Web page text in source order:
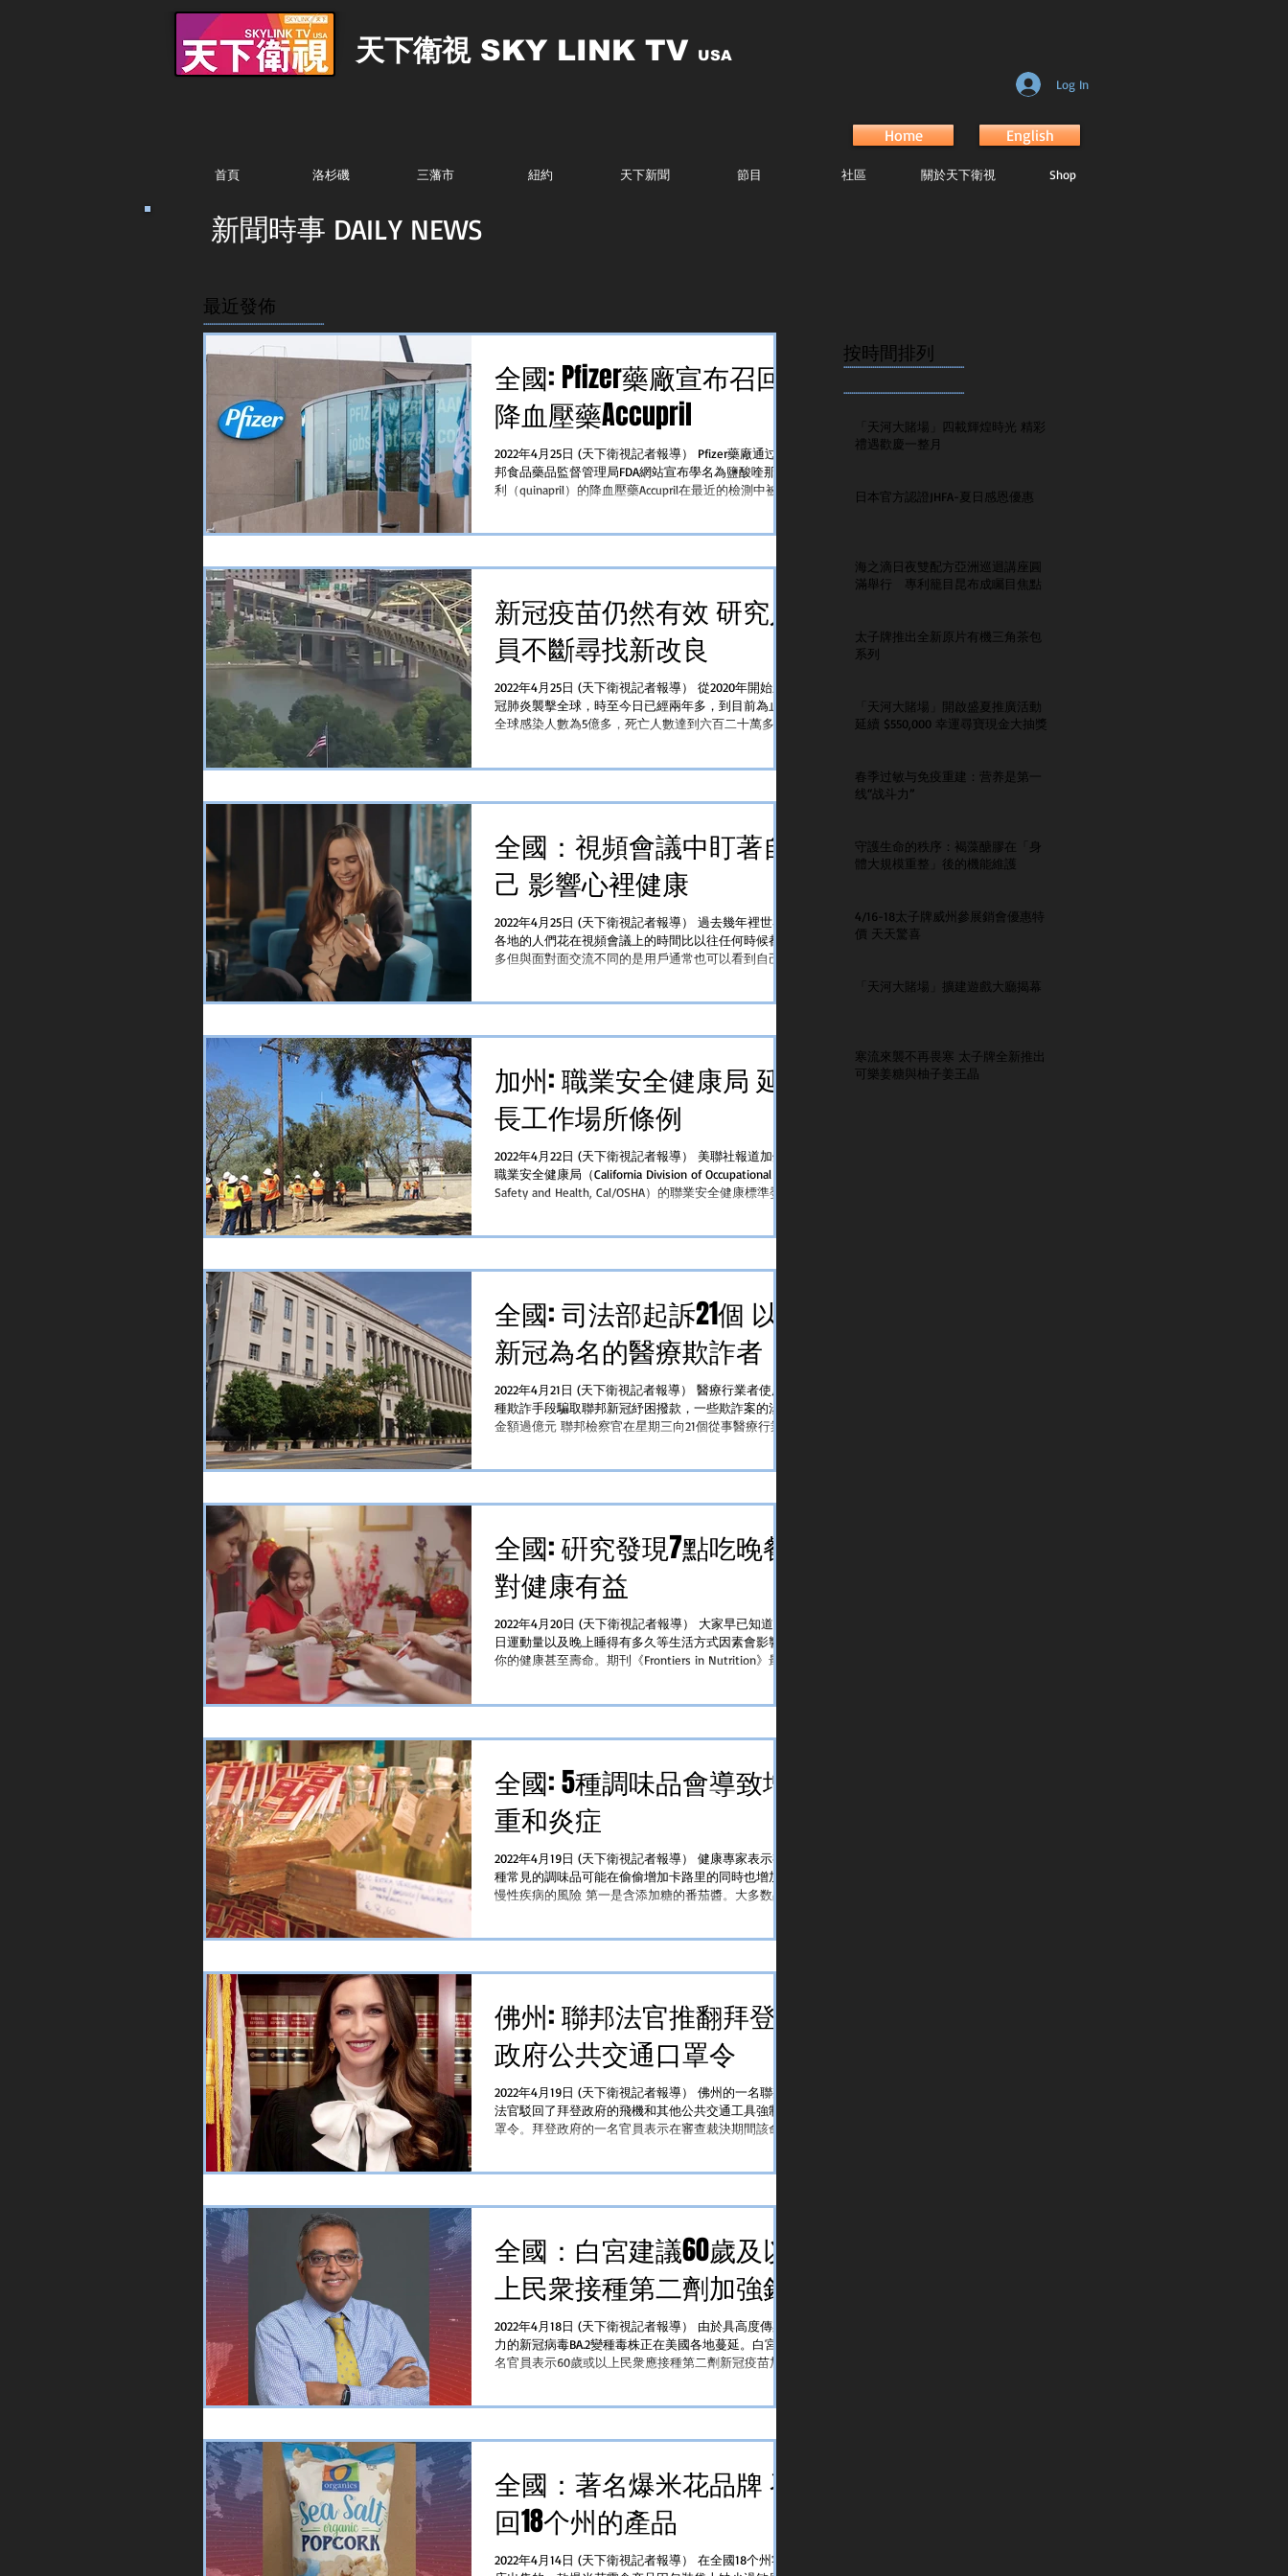
天下衛視SKY LINK TV USA
Log In
Home English
首頁 洛杉磯 三藩市 紐約 天下新聞 節目 社區 關於天下衛視 Shop
新聞時事 DAILY NEWS
最近發佈
...............................................................
全國: Pfizer藥廠宣布召回
降血壓藥Accupril
2022年4月25日 (天下衛視記者報導） Pfizer藥廠通过聯
邦食品藥品監督管理局FDA網站宣布學名為鹽酸喹那普
利（quinapril）的降血壓藥Accupril在最近的檢測中被發
新冠疫苗仍然有效 研究人
員不斷尋找新改良
2022年4月25日 (天下衛視記者報導） 從2020年開始新
冠肺炎襲擊全球，時至今日已經兩年多，到目前為止，
全球感染人數為5億多，死亡人數達到六百二十萬多
全國：視頻會議中盯著自
己 影響心裡健康
2022年4月25日 (天下衛視記者報導） 過去幾年裡世界
各地的人們花在視頻會議上的時間比以往任何時候都要
多但與面對面交流不同的是用戶通常也可以看到自己的
加州: 職業安全健康局 延
長工作場所條例
2022年4月22日 (天下衛視記者報導） 美聯社報道加州
職業安全健康局（California Division of Occupational
Safety and Health, Cal/OSHA）的聯業安全健康標準委員
全國: 司法部起訴21個 以
新冠為名的醫療欺詐者
2022年4月21日 (天下衛視記者報導） 醫療行業者使用各
種欺詐手段騙取聯邦新冠紓困撥款，一些欺詐案的涉案
金額過億元 聯邦檢察官在星期三向21個從事醫療行業的
全國: 硏究發現7點吃晚餐
對健康有益
2022年4月20日 (天下衛視記者報導） 大家早已知道每
日運動量以及晚上睡得有多久等生活方式因素會影響到
你的健康甚至壽命。期刊《Frontiers in Nutrition》最新
全國: 5種調味品會導致增
重和炎症
2022年4月19日 (天下衛視記者報導） 健康專家表示有5
種常見的調味品可能在偷偷增加卡路里的同時也增加患
慢性疾病的風險 第一是含添加糖的番茄醬。大多数品
佛州: 聯邦法官推翻拜登
政府公共交通口罩令
2022年4月19日 (天下衛視記者報導） 佛州的一名聯邦
法官駁回了拜登政府的飛機和其他公共交通工具強制口
罩令。拜登政府的一名官員表示在審查裁決期間該命令
全國：白宮建議60歲及以
上民衆接種第二劑加強針
2022年4月18日 (天下衛視記者報導） 由於具高度傳染
力的新冠病毒BA.2變種毒株正在美國各地蔓延。白宮一
名官員表示60歲或以上民衆應接種第二劑新冠疫苗加強
全國：著名爆米花品牌 召
回18个州的產品
2022年4月14日 (天下衛視記者報導） 在全國18个州零售
按時間排列
...............................................................
...............................................................
「天河大賭場」四載輝煌時光 精彩
禮遇歡慶一整月
日本官方認證JHFA-夏日感恩優惠
海之滴日夜雙配方亞洲巡迴講座圓
滿舉行 專利籠目昆布成矚目焦點
太子牌推出全新原片有機三角茶包
系列
「天河大賭場」開啟盛夏推廣活動
延續 $550,000 幸運尋寶現金大抽獎
春季过敏与免疫重建：营养是第一
线“战斗力”
守護生命的秩序：褐藻醣膠在「身
體大規模重整」後的機能維護
4/16-18太子牌威州參展銷會優惠特
價 天天驚喜
「天河大賭場」擴建遊戲大廳揭幕
寒流來襲不再畏寒 太子牌全新推出
可樂姜糖與柚子姜王晶